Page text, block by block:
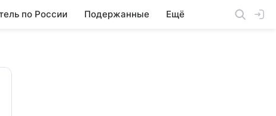
по России Подержанные Ещё